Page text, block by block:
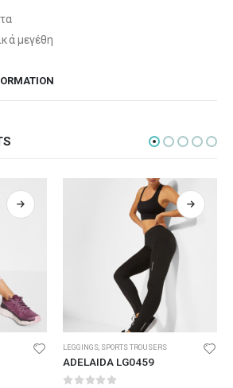
μεγέθη
LEGGINGS, SPORTS TROUSERS
ADELAIDA LG0459